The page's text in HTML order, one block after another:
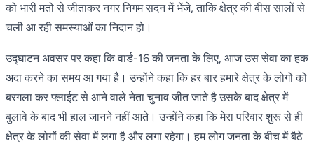
को भारी मतो से जीताकर नगर निगम सदन में भेंजे, ताकि क्षेत्र की बीस सालों से
चली आ रही समस्याओं का निदान हो।
उद्घाटन अवसर पर कहा कि वार्ड-16 की जनता के लिए, आज उस सेवा का हक
अदा करने का समय आ गया है। उन्होंने कहा कि हर बार हमारे क्षेत्र के लोगों को
बरगला कर फ्लाईट से आने वाले नेता चुनाव जीत जाते है उसके बाद क्षेत्र में
बुलावे के बाद भी हाल जानने नहीं आते। उन्होंने कहा कि मेरा परिवार शुरू से ही
क्षेत्र के लोगों की सेवा में लगा है और लगा रहेगा। हम लोग जनता के बीच में बैठे